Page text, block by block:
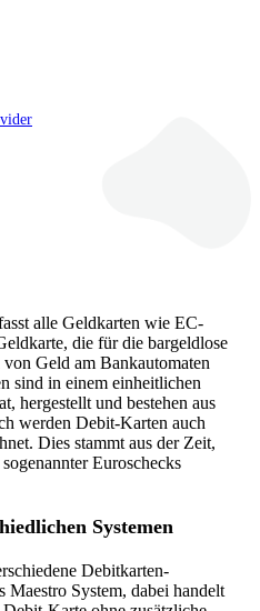
alle Geldkarten wie EC-
die für die bargeldlose
Geld am Bankautomaten
sind in einem einheitlichen
hergestellt und bestehen aus
werden Debit-Karten auch
Dies stammt aus der Zeit,
Euroschecks
Systemen
Debitkarten-
Maestro System, dabei handelt